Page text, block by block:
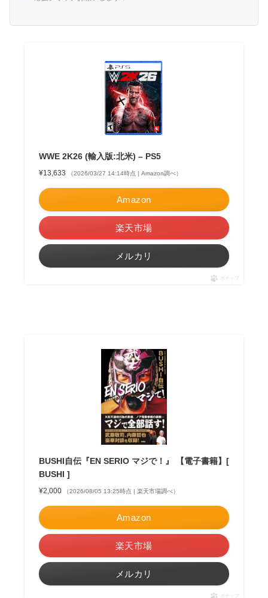
WWE 2K26 (輸入版:北米) – PS5
¥13,633 （2026/03/27 14:14時点 | Amazon調べ）
Amazon
楽天市場
メルカリ
ポチップ
BUSHI自伝『EN SERIO マジで！』 【電子書籍】[
BUSHI ]
¥2,000 （2026/08/05 13:25時点 | 楽天市場調べ）
Amazon
楽天市場
メルカリ
ポチップ